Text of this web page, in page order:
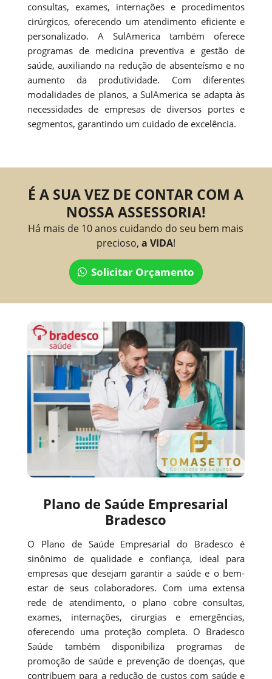
consultas, exames, internações e procedimentos
cirúrgicos, oferecendo um atendimento eficiente e
personalizado. A SulAmerica também oferece
programas de medicina preventiva e gestão de
saúde, auxiliando na redução de absenteísmo e no
aumento da produtividade. Com diferentes
modalidades de planos, a SulAmerica se adapta às
necessidades de empresas de diversos portes e
segmentos, garantindo um cuidado de excelência.
É A SUA VEZ DE CONTAR COM A
NOSSA ASSESSORIA!
Há mais de 10 anos cuidando do seu bem mais
precioso, a VIDA!
Solicitar Orçamento
Plano de Saúde Empresarial
Bradesco
O Plano de Saúde Empresarial do Bradesco é
sinônimo de qualidade e confiança, ideal para
empresas que desejam garantir a saúde e o bem-
estar de seus colaboradores. Com uma extensa
rede de atendimento, o plano cobre consultas,
exames, internações, cirurgias e emergências,
oferecendo uma proteção completa. O Bradesco
Saúde também disponibiliza programas de
promoção de saúde e prevenção de doenças, que
contribuem para a redução de custos com saúde e